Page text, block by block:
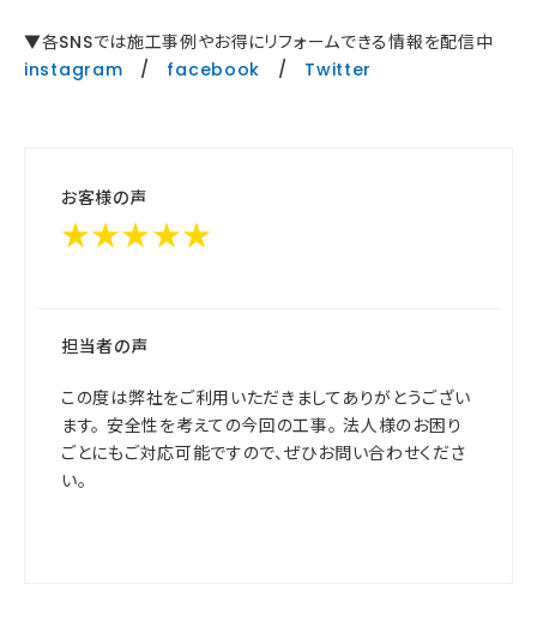
▼各SNSでは施工事例やお得にリフォームできる情報を配信中
instagram / facebook / Twitter
お客様の声
★★★★★
担当者の声
この度は弊社をご利用いただきましてありがとうござい
ます。 安全性を考えての今回の工事。 法人様のお困り
ごとにもご対応可能ですので、ぜひお問い合わせくださ
い。